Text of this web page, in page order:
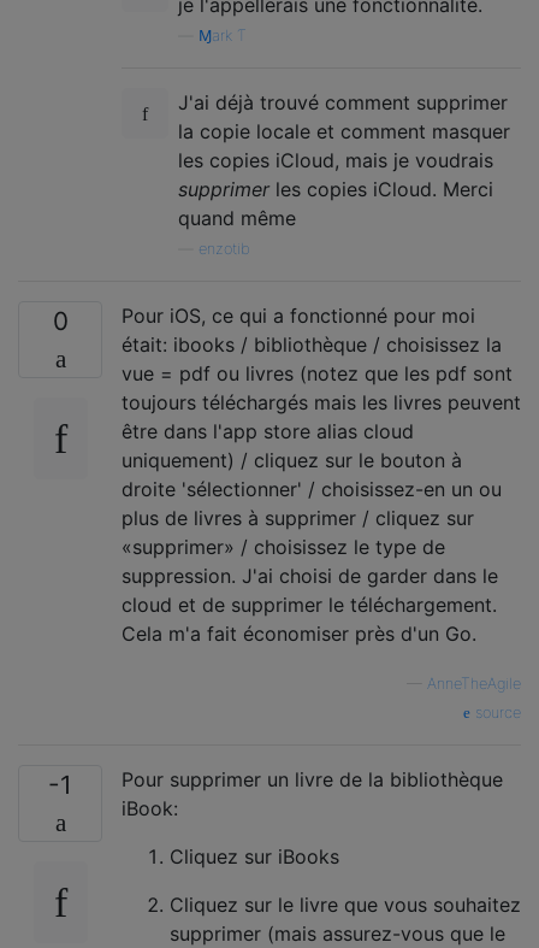
Ɱark Ƭ
J'ai déjà trouvé comment supprimer
la copie locale et comment masquer
les copies iCloud, mais je voudrais
supprimer les copies iCloud. Merci
quand même
enzotib
0
Pour iOS, ce qui a fonctionné pour moi
était: ibooks / bibliothèque / choisissez la
vue = pdf ou livres (notez que les pdf sont
toujours téléchargés mais les livres peuvent
être dans l'app store alias cloud
uniquement) / cliquez sur le bouton à
droite 'sélectionner' / choisissez-en un ou
plus de livres à supprimer / cliquez sur
«supprimer» / choisissez le type de
suppression. J'ai choisi de garder dans le
cloud et de supprimer le téléchargement.
Cela m'a fait économiser près d'un Go.
AnneTheAgile
source
-1
Pour supprimer un livre de la bibliothèque
iBook:
Cliquez sur iBooks
Cliquez sur le livre que vous souhaitez
supprimer (mais assurez-vous que le